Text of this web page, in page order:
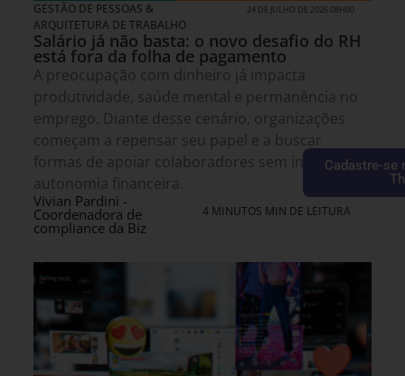
GESTÃO DE PESSOAS &
ARQUITETURA DE TRABALHO
24 DE JULHO DE 2026 08H00
Salário já não basta: o novo desafio do RH
está fora da folha de pagamento
A preocupação com dinheiro já impacta
produtividade, saúde mental e permanência no
emprego. Diante desse cenário, organizações
começam a repensar seu papel e a buscar
formas de apoiar colaboradores sem invadir sua
autonomia financeira.
Vivian Pardini -
Coordenadora de
compliance da Biz
4 MINUTOS MIN DE LEITURA
Cadastre-se